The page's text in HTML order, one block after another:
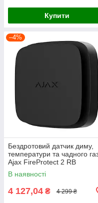
Купити
–4%
Бездротовий датчик диму,
температури та чадного
Ajax FireProtect 2 RB
(Heat/Smoke/CO) (8EU)
В наявності
4 127,04 ₴ 4 299 ₴